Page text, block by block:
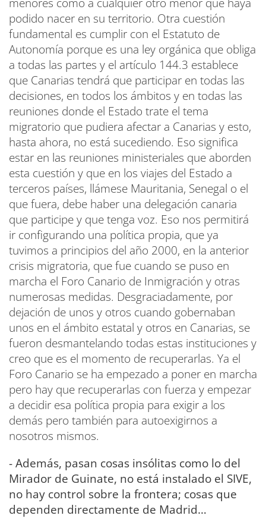
podido nacer en su territorio. Otra cuestión
fundamental es cumplir con el Estatuto de
Autonomía porque es una ley orgánica que obliga
a todas las partes y el artículo 144.3 establece
que Canarias tendrá que participar en todas las
decisiones, en todos los ámbitos y en todas las
reuniones donde el Estado trate el tema
migratorio que pudiera afectar a Canarias y esto,
hasta ahora, no está sucediendo. Eso significa
estar en las reuniones ministeriales que aborden
esta cuestión y que en los viajes del Estado a
terceros países, llámese Mauritania, Senegal o el
que fuera, debe haber una delegación canaria
que participe y que tenga voz. Eso nos permitirá
ir configurando una política propia, que ya
tuvimos a principios del año 2000, en la anterior
crisis migratoria, que fue cuando se puso en
marcha el Foro Canario de Inmigración y otras
numerosas medidas. Desgraciadamente, por
dejación de unos y otros cuando gobernaban
unos en el ámbito estatal y otros en Canarias, se
fueron desmantelando todas estas instituciones y
creo que es el momento de recuperarlas. Ya el
Foro Canario se ha empezado a poner en marcha
pero hay que recuperarlas con fuerza y empezar
a decidir esa política propia para exigir a los
demás pero también para autoexigirnos a
nosotros mismos.
- Además, pasan cosas insólitas como lo del
Mirador de Guinate, no está instalado el SIVE,
no hay control sobre la frontera; cosas que
dependen directamente de Madrid…